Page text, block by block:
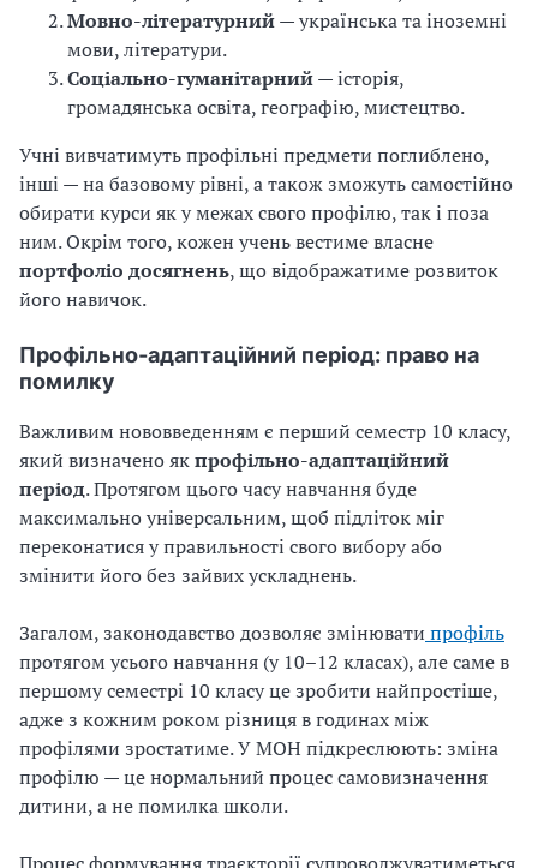
Мовно-літературний— українська та іноземні
мови, літератури.
Соціально-гуманітарний— історія,
громадянська освіта, географію, мистецтво.
Учні вивчатимуть профільні предмети поглиблено,
інші — на базовому рівні, а також зможуть самостійно
обирати курси як у межах свого профілю, так і поза
ним. Окрім того, кожен учень вестиме власне
портфоліо досягнень, що відображатиме розвиток
його навичок.
Профільно-адаптаційний період: право на
помилку
Важливим нововведенням є перший семестр 10 класу,
який визначено якпрофільно-адаптаційний
період. Протягом цього часу навчання буде
максимально універсальним, щоб підліток міг
переконатися у правильності свого вибору або
змінити його без зайвих ускладнень.
Загалом, законодавство дозволяє змінювати профіль
протягом усього навчання (у 10–12 класах), але саме в
першому семестрі 10 класу це зробити найпростіше,
адже з кожним роком різниця в годинах між
профілями зростатиме. У МОН підкреслюють: зміна
профілю — це нормальний процес самовизначення
дитини, а не помилка школи.